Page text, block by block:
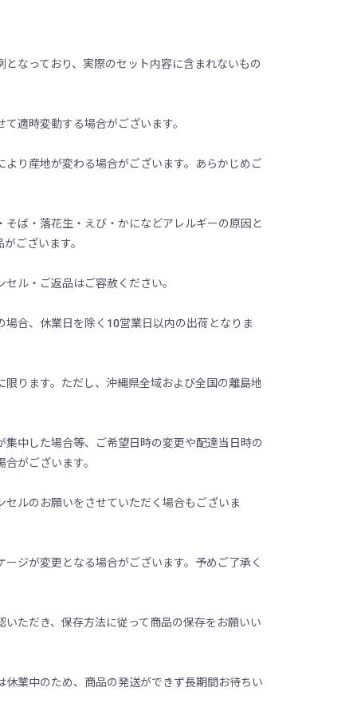
なっており、実際のセット内容に含まれないもの
適時変動する場合がございます。
り産地が変わる場合がございます。あらかじめご
ば・落花生・えび・かになどアレルギーの原因と
ございます。
ル・ご返品はご容赦ください。
合、休業日を除く10営業日以内の出荷となりま
ります。ただし、沖縄県全域および全国の離島地
中した場合等、ご希望日時の変更や配達当日時の
がございます。
セルのお願いをさせていただく場合もございま
ジが変更となる場合がございます。予めご了承く
ただき、保存方法に従って商品の保存をお願いい
業中のため、商品の発送ができず長期間お待ちい